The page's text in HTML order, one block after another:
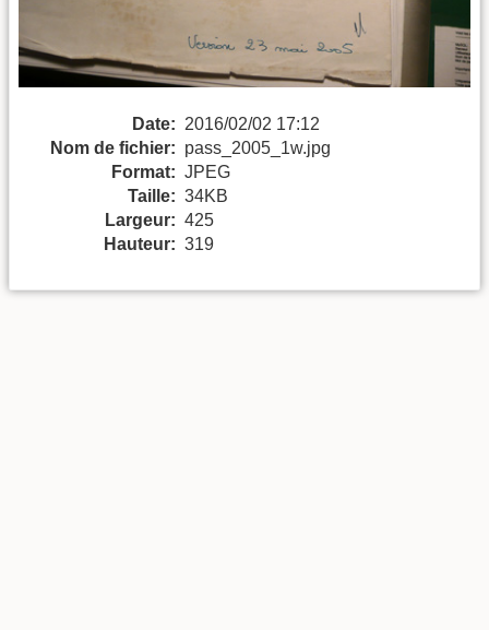
Date: 2016/02/02 17:12
Nom de fichier: pass_2005_1w.jpg
Format: JPEG
Taille: 34KB
Largeur: 425
Hauteur: 319